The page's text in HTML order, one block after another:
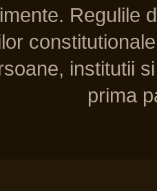
Regulile
institutii
prima